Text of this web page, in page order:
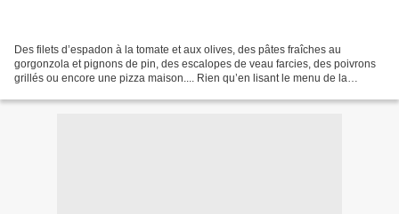
Des filets d’espadon à la tomate et aux olives, des pâtes fraîches au
gorgonzola et pignons de pin, des escalopes de veau farcies, des poivrons
grillés ou encore une pizza maison.... Rien qu’en lisant le menu de la